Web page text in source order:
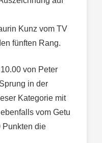
Kunz vom TV
fünften Rang.
von Peter
in der
Kategorie mit
vom Getu
Punkten die